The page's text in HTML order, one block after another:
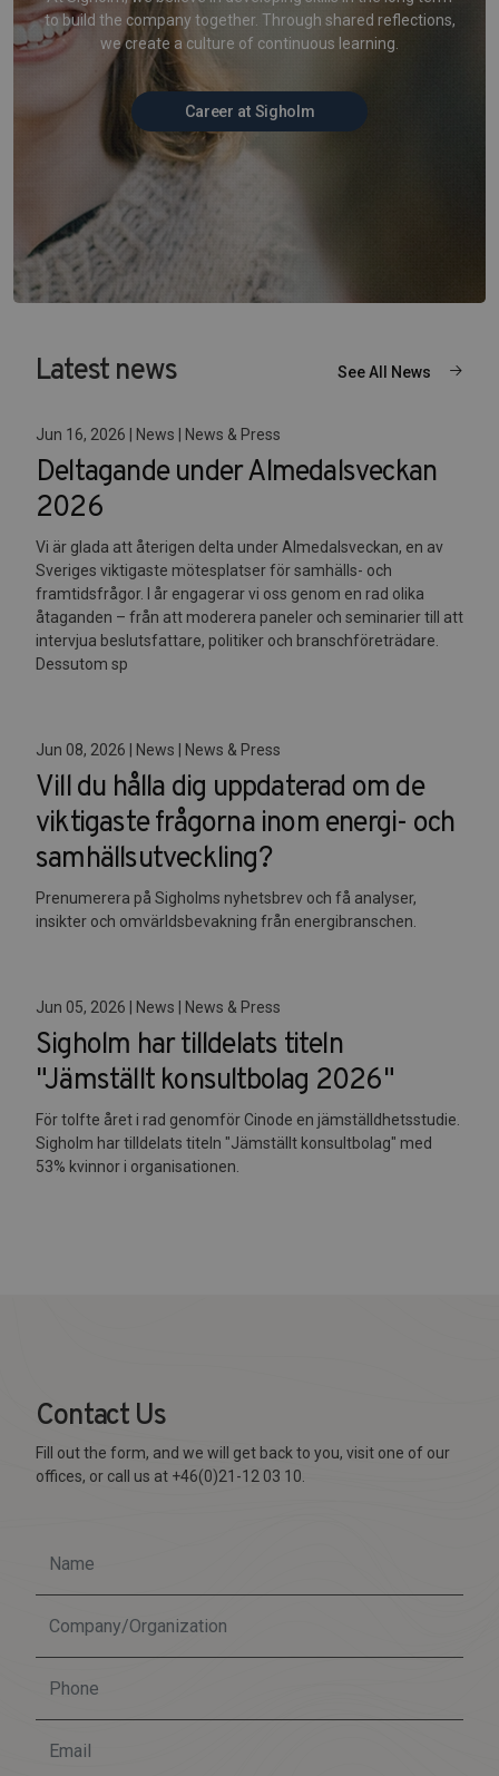
to build the company together. Through shared reflections,
we create a culture of continuous learning.
Career at Sigholm
Latest news See All News
Jun 16, 2026 | News | News & Press
Deltagande under Almedalsveckan
2026
Vi är glada att återigen delta under Almedalsveckan, en av
Sveriges viktigaste mötesplatser för samhälls- och
framtidsfrågor. I år engagerar vi oss genom en rad olika
åtaganden – från att moderera paneler och seminarier till att
intervjua beslutsfattare, politiker och branschföreträdare.
Dessutom sp
Jun 08, 2026 | News | News & Press
Vill du hålla dig uppdaterad om de
viktigaste frågorna inom energi- och
samhällsutveckling?
Prenumerera på Sigholms nyhetsbrev och få analyser,
insikter och omvärldsbevakning från energibranschen.
Jun 05, 2026 | News | News & Press
Sigholm har tilldelats titeln
"Jämställt konsultbolag 2026"
För tolfte året i rad genomför Cinode en jämställdhetsstudie.
Sigholm har tilldelats titeln "Jämställt konsultbolag" med
53% kvinnor i organisationen.
Contact Us
Fill out the form, and we will get back to you, visit one of our
offices, or call us at +46(0)21-12 03 10.